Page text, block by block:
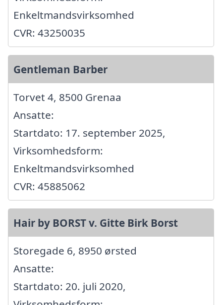
Enkeltmandsvirksomhed
CVR: 43250035
Gentleman Barber
Torvet 4, 8500 Grenaa
Ansatte:
Startdato: 17. september 2025,
Virksomhedsform:
Enkeltmandsvirksomhed
CVR: 45885062
Hair by BORST v. Gitte Birk Borst
Storegade 6, 8950 ørsted
Ansatte:
Startdato: 20. juli 2020,